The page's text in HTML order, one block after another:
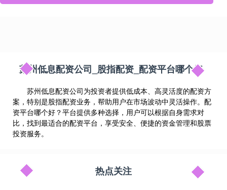
苏州低息配资公司_股指配资_配资平台哪个好
苏州低息配资公司为投资者提供低成本、高灵活度的配资方
案，特别是股指配资业务，帮助用户在市场波动中灵活操作。配
资平台哪个好？平台提供多种选择，用户可以根据自身需求对
比，找到最适合的配资平台，享受安全、便捷的资金管理和股票
投资服务。
热点关注